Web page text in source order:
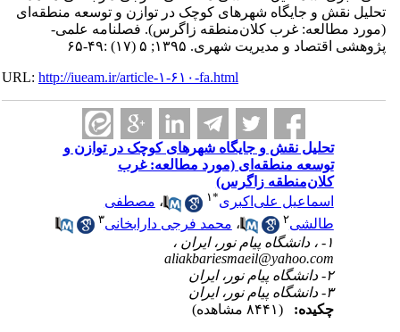
تحلیل نقش و جایگاه شهرهای کوچک در توازن و توسعه منطقه‌ای
(مورد مطالعه: غرب کلان‌منطقه زاگرس). فصلنامه علمی-
پژوهشی اقتصاد و مدیریت شهری. ۱۳۹۵; ۵ (۱۷) :۴۹-۶۵
URL:http://iueam.ir/article-۱-۶۱۰-fa.html
تحلیل نقش و جایگاه شهرهای کوچک در توازن و
توسعه منطقه‌ای (مورد مطالعه: غرب
کلان‌منطقه زاگرس)
اسماعیل علی‌اکبری* ۱ ،مصطفی
طالشی
،محمد فرجی دارابخانی
aliakbariesmaeil@yahoo.com
چکیده: